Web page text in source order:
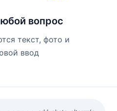
вопрос
текст, фото и
ввод